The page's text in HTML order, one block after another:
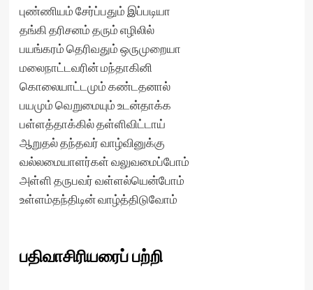
புண்ணியம் சேர்ப்பதும் இப்படியா
தங்கி தரிசனம் தரும் எழிலில்
பயங்கரம் தெரிவதும் ஒருமுறையா
மலைநாட்டவரின் மந்தாகினி
கொலையாட்டமும் கண்டதனால்
பயமும் வெறுமையும் உடன்தாக்க‌
பள்ளத்தாக்கில் தள்ளிவிட்டாய்
ஆறுதல் தந்தவர் வாழ்வினுக்கு
வல்லமையாளர்கள் வலுவமைப்போம்
அள்ளி தருபவர் வள்ளல்யென்போம்
உள்ளம்தந்திடின் வாழ்த்திடுவோம்
பதிவாசிரியரைப் பற்றி